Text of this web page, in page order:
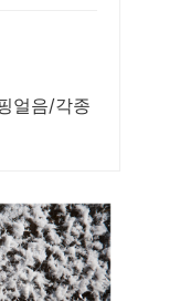
얼음/각종